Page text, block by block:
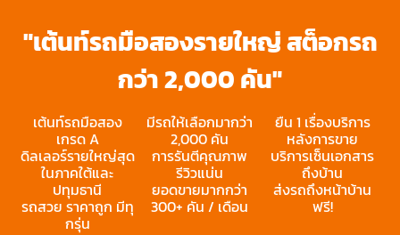
"เต้นท์รถมือสองรายใหญ่ สต็อกรถ
กว่า 2,000 คัน"
เต้นท์รถมือสอง
เกรด A
ดิลเลอร์รายใหญ่สุด
ในภาคใต้และ
ปทุมธานี
รถสวย ราคาถูก มีทุ
กรุ่น
มีรถให้เลือกมากว่า
2,000 คัน
การรันตีคุณภาพ
รีวิวแน่น
ยอดขายมากกว่า
300+ คัน / เดือน
ยืน 1 เรื่องบริการ
หลังการขาย
บริการเซ็นเอกสาร
ถึงบ้าน
ส่งรถถึงหน้าบ้าน
ฟรี!